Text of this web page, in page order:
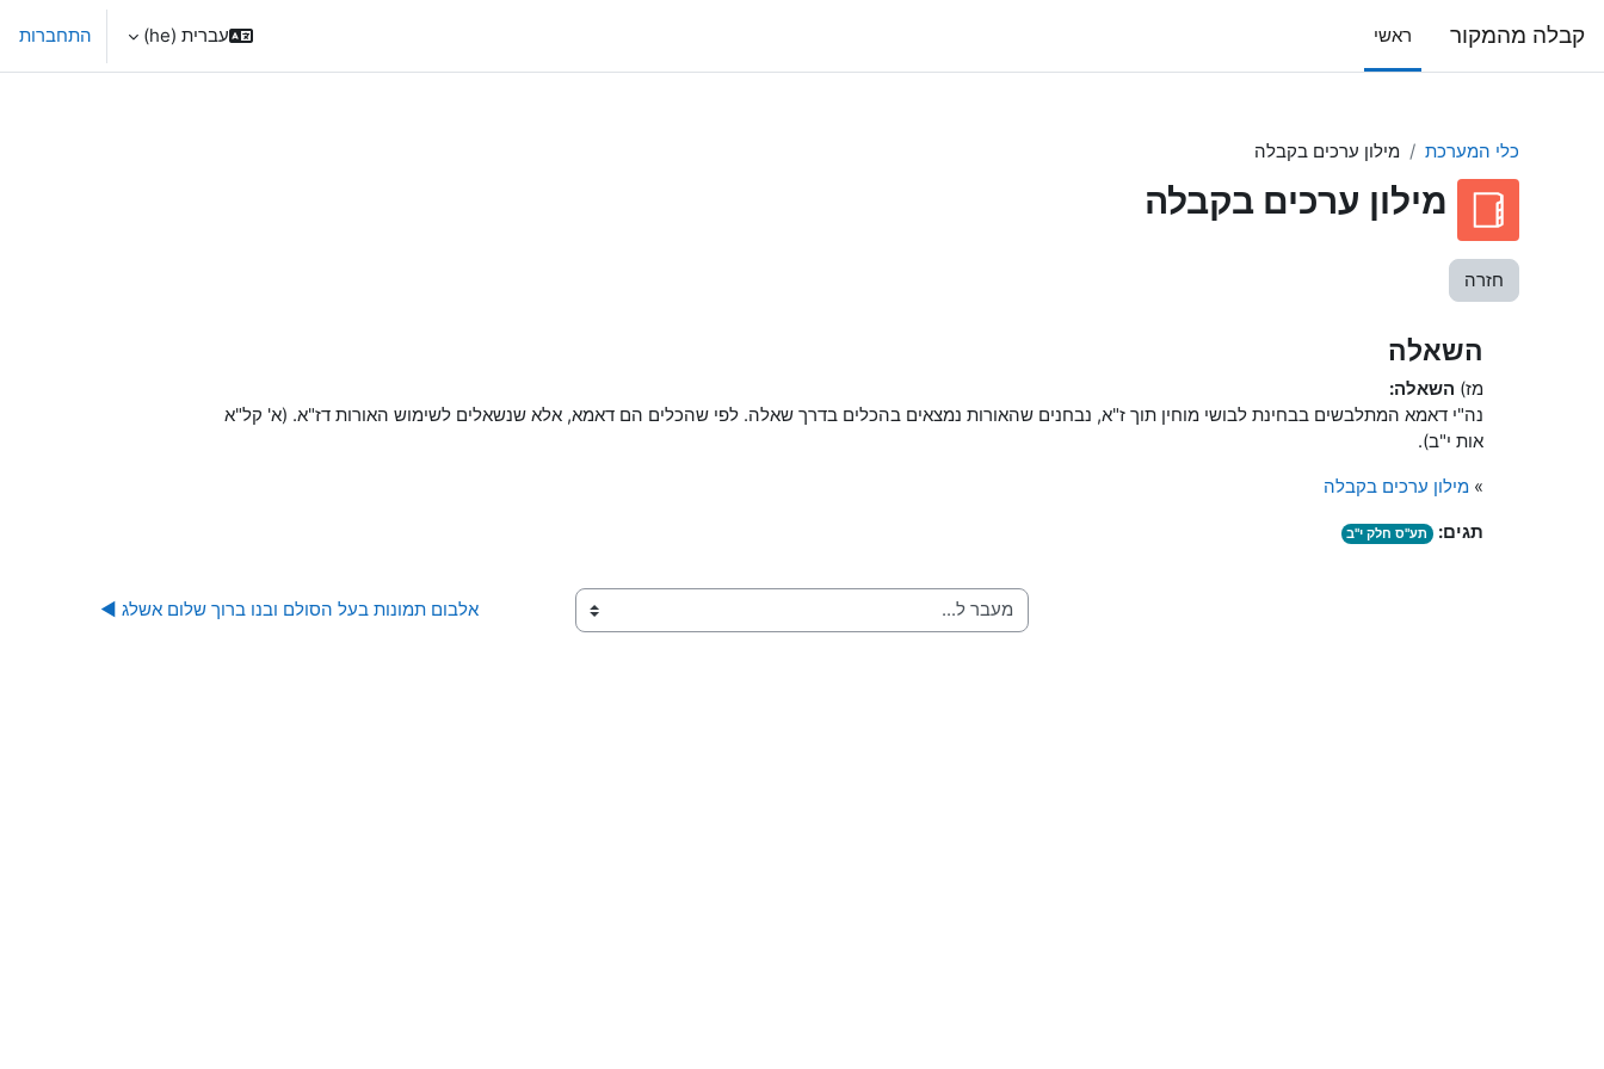
קבלה מהמקור ראשי עברית ‎(he)‎ התחברות
כלי המערכת מילון ערכים בקבלה
מילון ערכים בקבלה
חזרה
השאלה
מז) השאלה:
נה"י דאמא המתלבשים בבחינת לבושי מוחין תוך ז"א, נבחנים שהאורות נמצאים בהכלים בדרך שאלה. לפי שהכלים הם דאמא, אלא שנשאלים לשימוש האורות דז"א. (א' קל"א
אות י"ב).
»מילון ערכים בקבלה
תגים:
תע"ס חלק י"ב
מעבר ל... אלבום תמונות בעל הסולם ובנו ברוך שלום אשלג ◀︎